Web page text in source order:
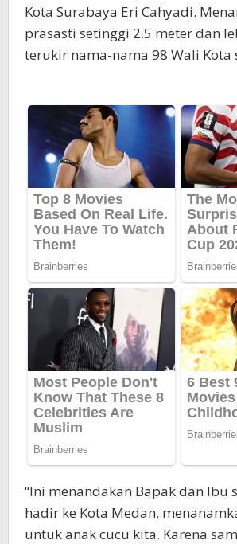
Kota Surabaya Eri Cahyadi.
prasasti setinggi 2.5 meter dan
terukir nama-nama 98 Wali Kota
“Ini menandakan Bapak dan Ibu
hadir ke Kota Medan,
untuk anak cucu kita. Karena